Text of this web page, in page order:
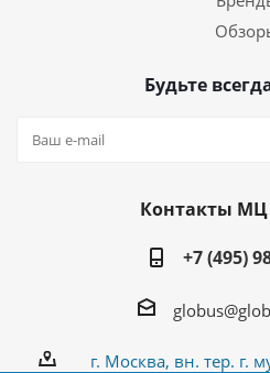
Будьте
Контакты МЦ
+7 (495)
г. Москва, вн. тер. г.